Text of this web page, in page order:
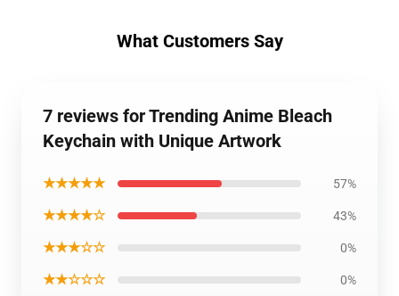
What Customers Say
7 reviews for Trending Anime Bleach
Keychain with Unique Artwork
★★★★★ 57%
★★★★☆ 43%
★★★☆☆ 0%
★★☆☆☆ 0%